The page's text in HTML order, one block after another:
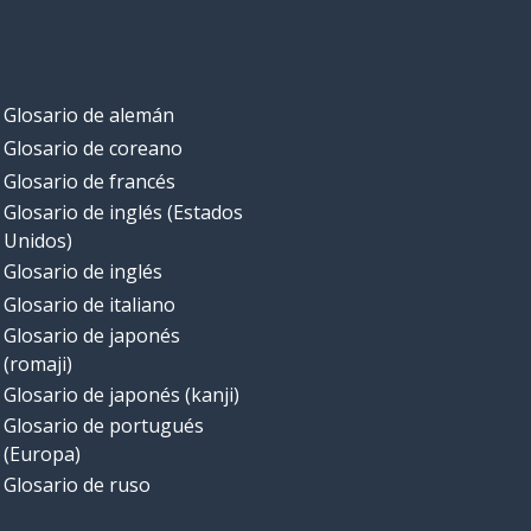
Glosario de alemán
Glosario de coreano
Glosario de francés
Glosario de inglés (Estados
Unidos)
Glosario de inglés
Glosario de italiano
Glosario de japonés
(romaji)
Glosario de japonés (kanji)
Glosario de portugués
(Europa)
Glosario de ruso